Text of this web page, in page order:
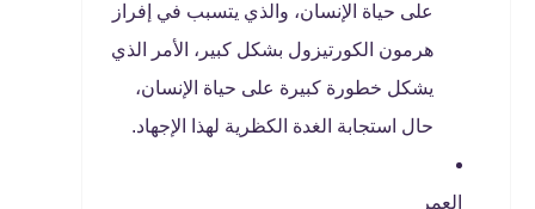
على حياة الإنسان، والذي يتسبب في إفراز
هرمون الكورتيزول بشكل كبير، الأمر الذي
يشكل خطورة كبيرة على حياة الإنسان،
حال استجابة الغدة الكظرية لهذا الإجهاد.
العمر